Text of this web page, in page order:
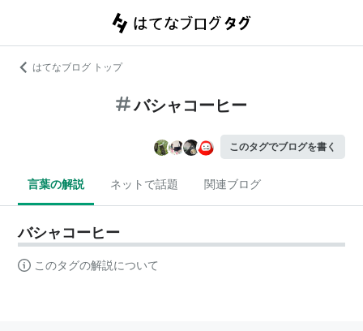
はてなブログ トップ
バシャコーヒー
このタグでブログを書く
言葉の解説 ネットで話題 関連ブログ
バシャコーヒー
このタグの解説について